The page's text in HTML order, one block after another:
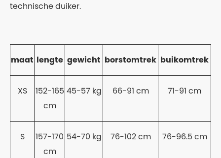
technische duiker.
maat lengte gewicht borstomtrek buikomtrek
XS
152-165
cm
45-57 kg 66-91 cm 71-91 cm
S
157-170
cm
54-70 kg 76-102 cm 76-96.5 cm